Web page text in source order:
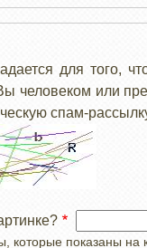
для того,
человеком или
спам-
которые показаны на